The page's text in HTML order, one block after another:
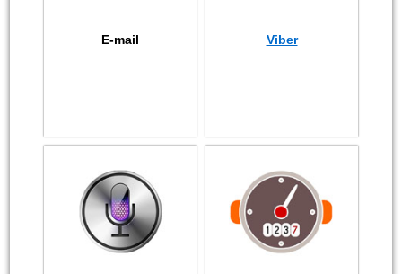
E-mail Viber